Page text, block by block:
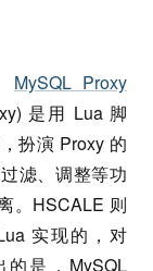
MySQL Proxy
是用 Lua 脚
扮演 Proxy 的
滤、调整等功
。HSCALE 则
实现的，对
是，MySQL